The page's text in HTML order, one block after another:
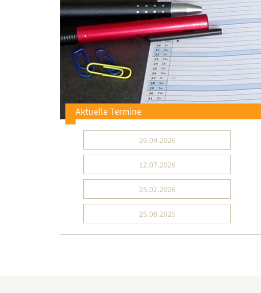
Aktuelle Termine
26.09.2026
12.07.2026
25.02.2026
25.08.2025